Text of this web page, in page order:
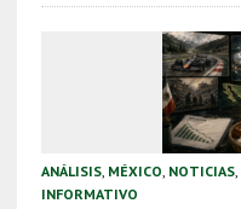
ANÁLISIS, MÉXICO, NOTICIAS,
INFORMATIVO